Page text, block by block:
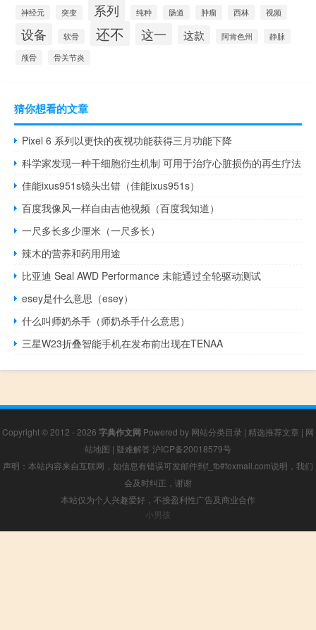
神经元 突变 系列 纯种 肠道 肿瘤 西林 视频
设备 软骨 还不 这一 这款 阿肯色州
静脉
颅骨
骨关节炎
猜你想看的文章
Pixel 6 系列以更快的夜视功能获得三月功能下降
科学家发现一种干细胞衍生机制 可用于治疗心脏损伤的再生疗法
佳能ixus951s镜头出错（佳能ixus951s）
百度我像风一样自由吉他视频（百度我知道）
一尺多长多少厘米（一尺多长）
辣木的营养和药用用途
比亚迪 Seal AWD Performance 未能通过全轮驱动测试
esey是什么意思（esey）
什么叫师奶杀手（师奶杀手什么意思）
三星W23折叠智能手机在发布前出现在TENAA
Copyright © 2012 - 2026 字典作文网 Powered by 网站分类目录 | 精选推荐文章 | 网
站地图 | 疑难解答 沪ICP备20018579号
声明：本站内容来自互联网，如信息有错误可发邮件到f_fb#foxmail.com说明，我们
会及时纠正，谢谢
本站仅为个人兴趣爱好，不接盈利性广告及商业合作
小男孩